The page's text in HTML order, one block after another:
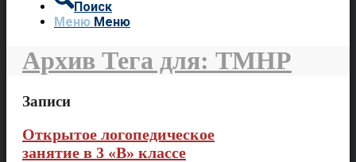
Поиск
Меню Меню
Архив Тега для: ТМНР
Записи
Открытое логопедическое
занятие в 3 «В» классе